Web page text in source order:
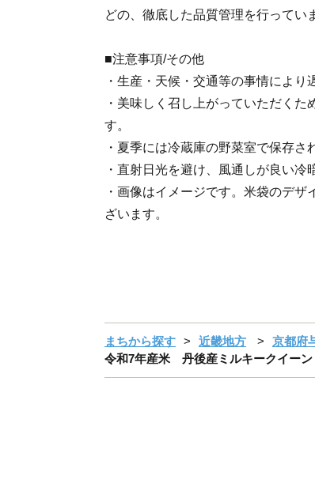
どの、徹底した品質管理を行ってい
■注意事項/その他
・生産・天候・交通等の事情により
・美味しく召し上がっていただくた
す。
・夏季には冷蔵庫の野菜室で保存さ
・直射日光を避け、風通しが良い冷
・画像はイメージです。米袋のデ
ざいます。
まちから探す 近畿地方 京都府
令和7年産米 丹後産ミルキークイー